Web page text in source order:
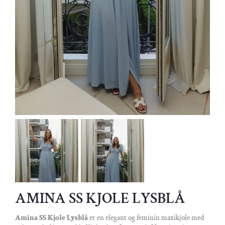
AMINA SS KJOLE LYSBLÅ
Amina SS Kjole Lysblåer en elegant og feminin maxikjole med